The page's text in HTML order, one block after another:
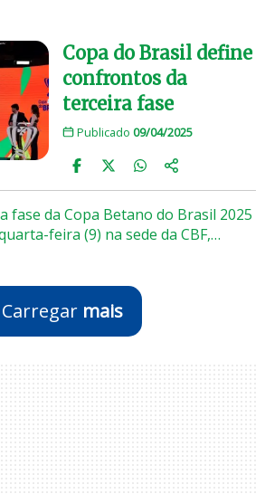
Copa do Brasil define
confrontos da
terceira fase
Publicado 09/04/2025
fase da Copa Betano do Brasil 2025
feira (9) na sede da CBF,…
Carregar mais